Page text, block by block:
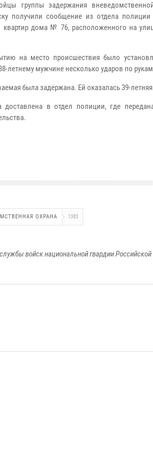
группы задержания
получили сообщение из отдела
квартир дома № 76, расположенного на
на место происшествия было
летнему мужчине несколько ударов по
была задержана. Ей оказалась 39-
в отдел полиции, где
ОХРАНА 1383
войск национальной гвардии